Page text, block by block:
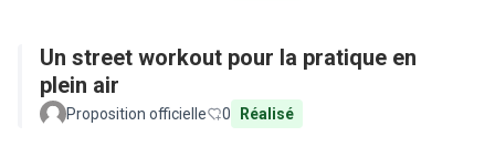
Un street workout pour la pratique en
plein air
Proposition officielle 0 Réalisé